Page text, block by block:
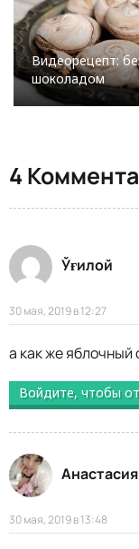
Видеорецепт:
шоколадом
4
Ўғилой
30 мая, 2019 в 12:27
а как же яблочный
Войдите, чтобы
30 мая, 2019 в 13:48